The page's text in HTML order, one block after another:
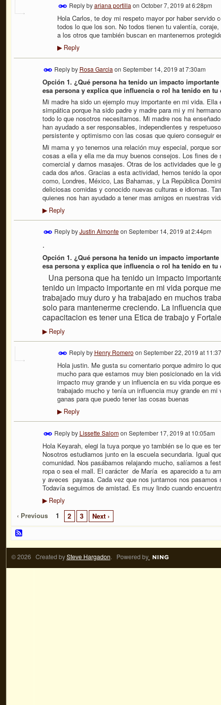
Reply byariana portilla on October 7, 2019 at 6:28pm
Hola Carlos, te doy mi respeto mayor por haber servido
todos lo que los son. No todos tienen tu valentía,
a los otros que también buscan en mantenernos
▶Reply
Reply by Rosa Garcia on September 14, 2019 at 7:30am
Opción 1. ¿Qué persona ha tenido un impacto
esa persona y explica que influencia o rol ha tenido en
Mi madre ha sido un ejemplo muy importante en mi vida.
simpática porque ha sido padre y madre para mi y mi
todo lo que nosotros necesitamos. Mi madre nos ha
han ayudado a ser responsables, independientes y
persistente y optimismo con las cosas que quiero conseguir
Mi mama y yo tenemos una relación muy especial, porque
cosas a ella y ella me da muy buenos consejos. Los fines
comercial y darnos masajes. Otras de los actividades que le
cada dos años. Gracias a esta actividad, hemos tenido la
como, Londres, México, Las Bahamas, y La República
deliciosas comidas y conocido nuevas culturas e idiomas.
quienes nos han ayudado a tener mas amigos en nuestras
▶Reply
Reply byJustin Almonteon September 14, 2019 at 2:44pm
.
Opción 1. ¿Qué persona ha tenido un impacto
esa persona y explica que influencia o rol ha tenido en
Una personaque ha tenido un impacto
tenido un impacto importante en mi vida porque
trabajado muy duro y ha trabajado en muchos
solo para mantenerme creciendo. La influencia
capacitacion es tener una Etica de trabajo y
▶Reply
Reply by Henry Romero on September 22, 2019 at
Hola justin. Me gusta su comentario porque admiro lo
mucho para que estamos muy bien posicionado en la
impacto muy grande y un influencia en su vida porque
trabajado mucho y tenía un influencia muy grande en
ganas para que puedo tener las cosas buenas
▶Reply
Reply by Lissette Salomon September 17, 2019 at 10:05am
Hola Keyarah, elegi la tuya porque yo también se lo que es
Nosotros estudiamos junto en la escuela secundaria. Igual
comunidad. Nos pasábamos relajando mucho, salíamos a
ropa o sea el mall. El carácter de María es aparecido a tu
y aveces payasa. Cada vez que nos juntamos nos pasamos
Todavía seguimos de amistad. Es muy lindo cuando
▶Reply
‹ Previous 1 2 3 Next ›
© 2026 Created bySteve Hargadon. Powered by